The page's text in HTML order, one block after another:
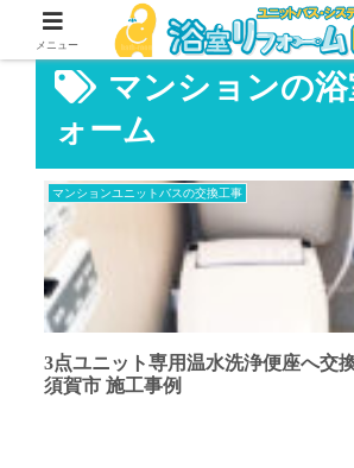
マンションの
ォーム
マンションユニットバスの交換工事
3点ユニット専用温水洗浄便座へ交
須賀市 施工事例
メニュー